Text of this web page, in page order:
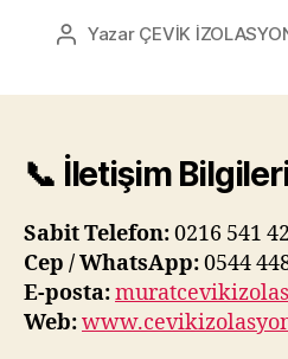
Yazının
Yazar ÇEVİK
📞 İletişim
Sabit Telefon:0216 541
Cep / WhatsApp:0544
E-posta:
Web: